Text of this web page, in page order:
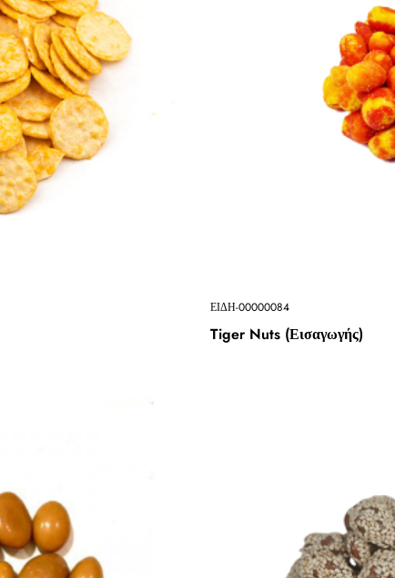
ΕΙΔΗ-00000084
Tiger Nuts (Εισαγωγής)